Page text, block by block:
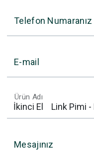
Telefon Numaranız
E-mail
Ürün Adı
Mesajınız